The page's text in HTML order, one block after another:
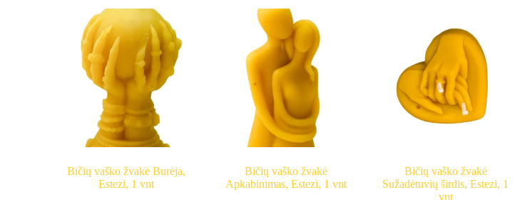
multiple
variants.
The
options
may
chosen
the
product
page
Bičių vaško žvakė Burėja,
Estezi, 1 vnt
Bičių vaško žvakė
Apkabinimas, Estezi, 1 vnt
Bičių vaško žvakė
Sužadėtuvių širdis, Estezi, 1
vnt